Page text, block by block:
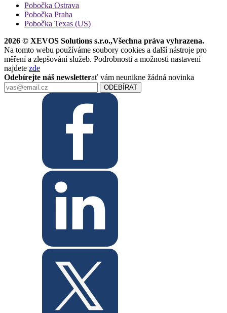
Pobočka Ostrava
Pobočka Praha
Pobočka Texas (US)
2026 © XEVOS Solutions s.r.o.,Všechna práva vyhrazena.
Na tomto webu používáme soubory cookies a další nástroje pro
měření a zlepšování služeb. Podrobnosti a možnosti nastavení
najdete zde
Odebírejte náš newsletterať vám neunikne žádná novinka